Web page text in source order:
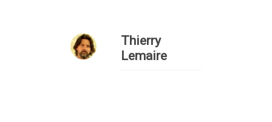
Thierry
Lemaire